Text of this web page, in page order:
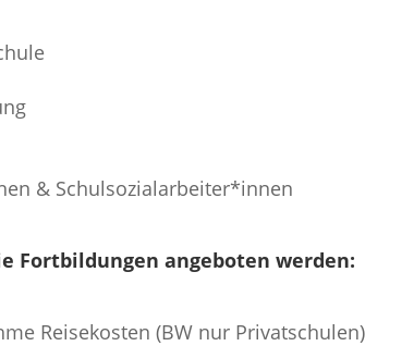
& Schulsozialarbeiter*innen
Fortbildungen angeboten werden:
Reisekosten (BW nur Privatschulen)